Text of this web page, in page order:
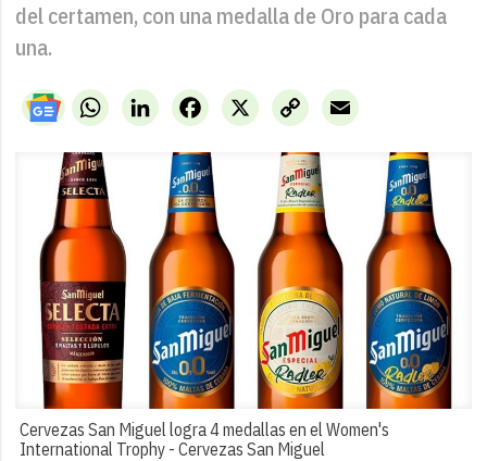
del certamen, con una medalla de Oro para cada
una.
WhatsAppLinkedIn X
Facebook
Copy
Link
Email
Cervezas San Miguel logra 4 medallas en el Women's
International Trophy -Cervezas San Miguel